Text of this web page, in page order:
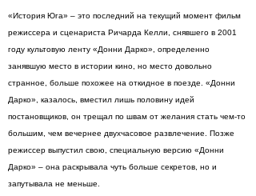
«История Юга» – это последний на текущий момент фильм
режиссера и сценариста Ричарда Келли, снявшего в 2001
году культовую ленту «Донни Дарко», определенно
занявшую место в истории кино, но место довольно
странное, больше похожее на откидное в поезде. «Донни
Дарко», казалось, вместил лишь половину идей
постановщиков, он трещал по швам от желания стать чем-то
большим, чем вечернее двухчасовое развлечение. Позже
режиссер выпустил свою, специальную версию «Донни
Дарко» – она раскрывала чуть больше секретов, но и
запутывала не меньше.